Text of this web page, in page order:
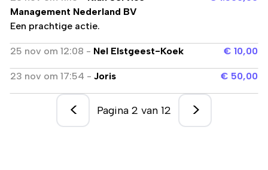
Management Nederland BV
Een prachtige actie.
25 nov om 12:08 - Nel Elstgeest-Koek € 10,00
23 nov om 17:54 - Joris € 50,00
< Pagina 2 van 12 >